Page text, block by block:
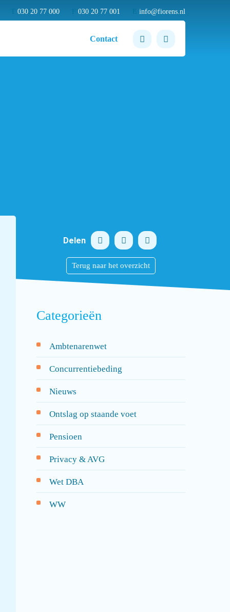
030 20 77 000 030 20 77 001 info@fiorens.nl
Contact
Delen
Terug naar het overzicht
Categorieën
Ambtenarenwet
Concurrentiebeding
Nieuws
Ontslag op staande voet
Pensioen
Privacy & AVG
Wet DBA
WW